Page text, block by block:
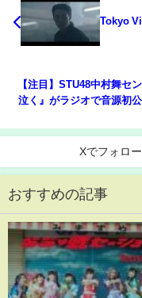
Tokyo
【注目】STU48中村舞セ
泣く』がラジオで音源初
Xでフォロ
おすすめの記事